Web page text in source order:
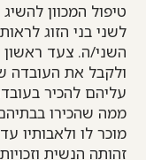
טיפול המכוון
לשני בני הזוג
השני/ה. צעד ראשון
ולקבל את העובדה
עליהם להכיר
ממה שהכירו
מוכר לו ולאבותיו
זהותה הנשית